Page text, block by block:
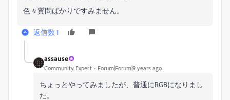
色々質問ばかりですみません。
返信数 1
assause
Community Expert Forum|Forum|9 years ago
ちょっとやってみましたが、普通にRGBになりまし
た。